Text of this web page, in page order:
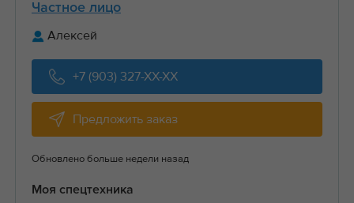
Частное лицо
Алексей
+7 (903) 327-XX-XX
Предложить заказ
Обновлено больше недели назад
Моя спецтехника